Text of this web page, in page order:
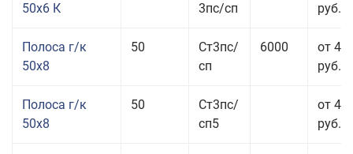
50x6 К
3пс/сп
руб.
Полоса г/к
50x8
50
Ст3пс/
сп
6000
от 45
руб.
Полоса г/к
50x8
50
Ст3пс/
сп5
от 45
руб.